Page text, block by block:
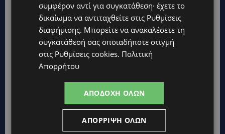
ΕΞΩΤΙΚΑ ΖΩΑ ΣΤΗΝ ΚΥΠΡΟ: Πότε επιτρέπεται και πότε
απαγορεύεται να έχεις μαϊμού ως κατοικίδιο – Ποια ζώα
μπορείς να διατηρείς νόμιμα
UPDATES
ΧΩΡΙΣ ΣΩΣΣΙΒΙΟ Η ΘΑΛΑΣΣΙΑ ΣΥΝΔΕΣΗ ΚΥΠΡΟΥ-ΕΛΛΑΔΑΣ:
«Χωρίς επιδότηση το πλοίο δεν θα ξανασηκώσει άγκυρα»
ΜΑΡΙΝΟΣ ΚΩΝΣΤΑΝΤΙΝΙΔΗΣ: Οι πρωτοβουλίες για να
ξαναζωντανέψει η Μακαρίου και το κέντρο της Λευκωσίας-
συμφέρον αντί για συγκατάθεση· έχετε το
δικαίωμα να αντιταχθείτε στις Ρυθμίσεις
διαφήμισης. Μπορείτε να ανακαλέσετε τη
συγκατάθεσή σας οποιαδήποτε στιγμή
στις Ρυθμίσεις cookies. Πολιτική
Απορρήτου
ΑΠΟΔΟΧΉ ΌΛΩΝ
ΑΠΌΡΡΙΨΗ ΌΛΩΝ